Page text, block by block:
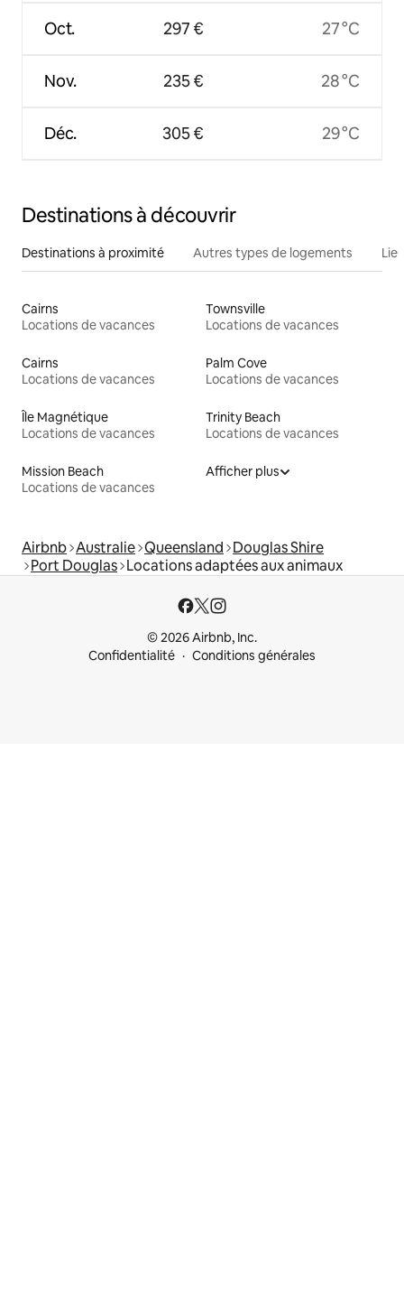
Oct.
Nov.
Déc.
297 €
235 €
305 €
27 °C
28 °C
29 °C
Destinations à découvrir
Destinations à proximité Autres types de logements
Cairns
Locations de vacances
Townsville
Locations de vacances
Cairns
Locations de vacances
Palm Cove
Locations de vacances
Île Magnétique
Locations de vacances
Trinity Beach
Locations de vacances
Mission Beach
Locations de vacances
Afficher plus
Airbnb Australie Queensland Douglas Shire
Port Douglas Locations adaptées aux animaux
© 2026 Airbnb, Inc.
Confidentialité
Conditions générales